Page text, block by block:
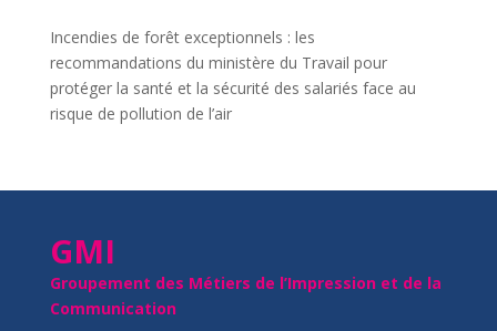
Incendies de forêt exceptionnels : les
recommandations du ministère du Travail pour
protéger la santé et la sécurité des salariés face au
risque de pollution de l’air
GMI
Groupement des Métiers de l’Impression et de la
Communication